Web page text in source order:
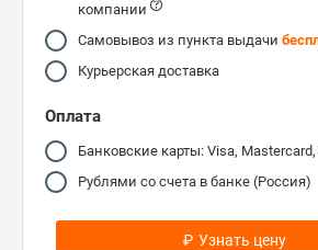
компании
Самовывоз из пункта выдачи
Курьерская доставка
Оплата
Банковские карты: Visa,
Рублями со счета в банке (Россия)
₽ Узнать цену